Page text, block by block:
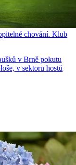
chování. Klub
v Brně pokutu
v sektoru hostů